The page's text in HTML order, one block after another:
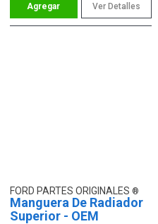
Ver Detalles
FORD PARTES ORIGINALES
Manguera De Radiador
Superior - OEM